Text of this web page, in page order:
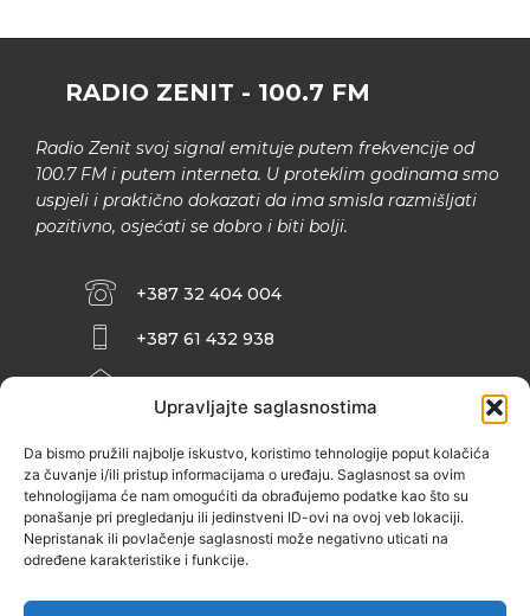
Upravljajte saglasnostima
Da bismo pružili najbolje iskustvo, koristimo tehnologije poput kolačića
za čuvanje i/ili pristup informacijama o uređaju. Saglasnost sa ovim
tehnologijama će nam omogućiti da obrađujemo podatke kao što su
ponašanje pri pregledanju ili jedinstveni ID-ovi na ovoj veb lokaciji.
Nepristanak ili povlačenje saglasnosti može negativno uticati na
određene karakteristike i funkcije.
RADIO ZENIT - 100.7 FM
Radio Zenit svoj signal emituje putem frekvencije od
100.7 FM i putem interneta. U proteklim godinama smo
uspjeli i praktično dokazati da ima smisla razmišljati
pozitivno, osjećati se dobro i biti bolji.
+387 32 404 004
+387 61 432 938
INFO@ZENIT.BA
ZENIČANKA, 3. SPRAT), 72000 ZENICA